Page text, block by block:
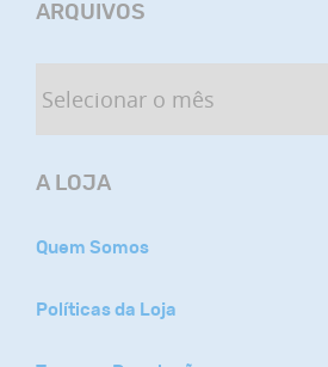
ARQUIVOS
A LOJA
Quem Somos
Políticas da Loja